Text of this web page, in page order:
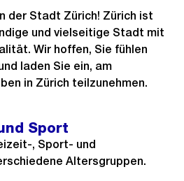
der Stadt Zürich! Zürich ist
und vielseitige Stadt mit
Wir hoffen, Sie fühlen
laden Sie ein, am
in Zürich teilzunehmen.
Sport
, Sport- und
Altersgruppen.